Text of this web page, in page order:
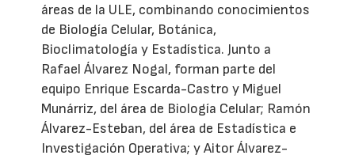
áreas de la ULE, combinando conocimientos
de Biología Celular, Botánica,
Bioclimatología y Estadística. Junto a
Rafael Álvarez Nogal, forman parte del
equipo Enrique Escarda-Castro y Miguel
Munárriz, del área de Biología Celular; Ramón
Álvarez-Esteban, del área de Estadística e
Investigación Operativa; y Aitor Álvarez-